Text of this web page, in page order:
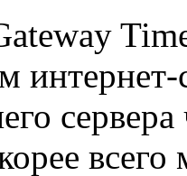
интернет-